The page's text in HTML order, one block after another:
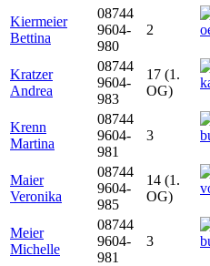
Kiermeier
Bettina
08744
9604-
980
2
Kratzer
Andrea
08744
9604-
983
17 (1.
OG)
Krenn
Martina
08744
9604-
981
3
Maier
Veronika
08744
9604-
985
14 (1.
OG)
Meier
Michelle
08744
9604-
981
3